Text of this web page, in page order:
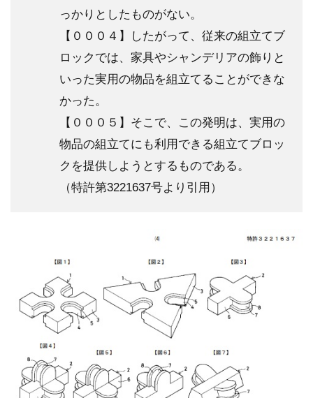
っかりとしたものがない。
【０００４】したがって、従来の組立てブ
ロックでは、家具やシャンデリアの飾りと
いった実用の物品を組立てることができな
かった。
【０００５】そこで、この発明は、実用の
物品の組立てにも利用できる組立てブロッ
クを提供しようとするものである。
（特許第3221637号より引用）